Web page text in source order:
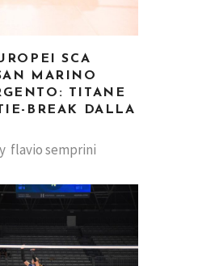
SCA
MARINO
TITANE
BREAK DALLA
flavio semprini